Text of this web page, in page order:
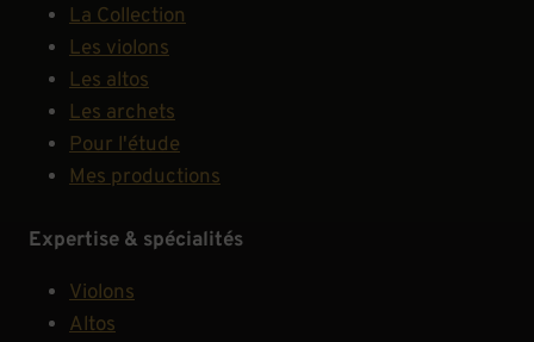
La Collection
Les violons
Les altos
Les archets
Pour l'étude
Mes productions
Expertise & spécialités
Violons
Altos